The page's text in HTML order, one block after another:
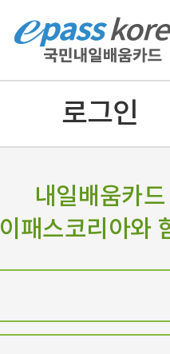
로그인
내일배움카드
이패스코리아와